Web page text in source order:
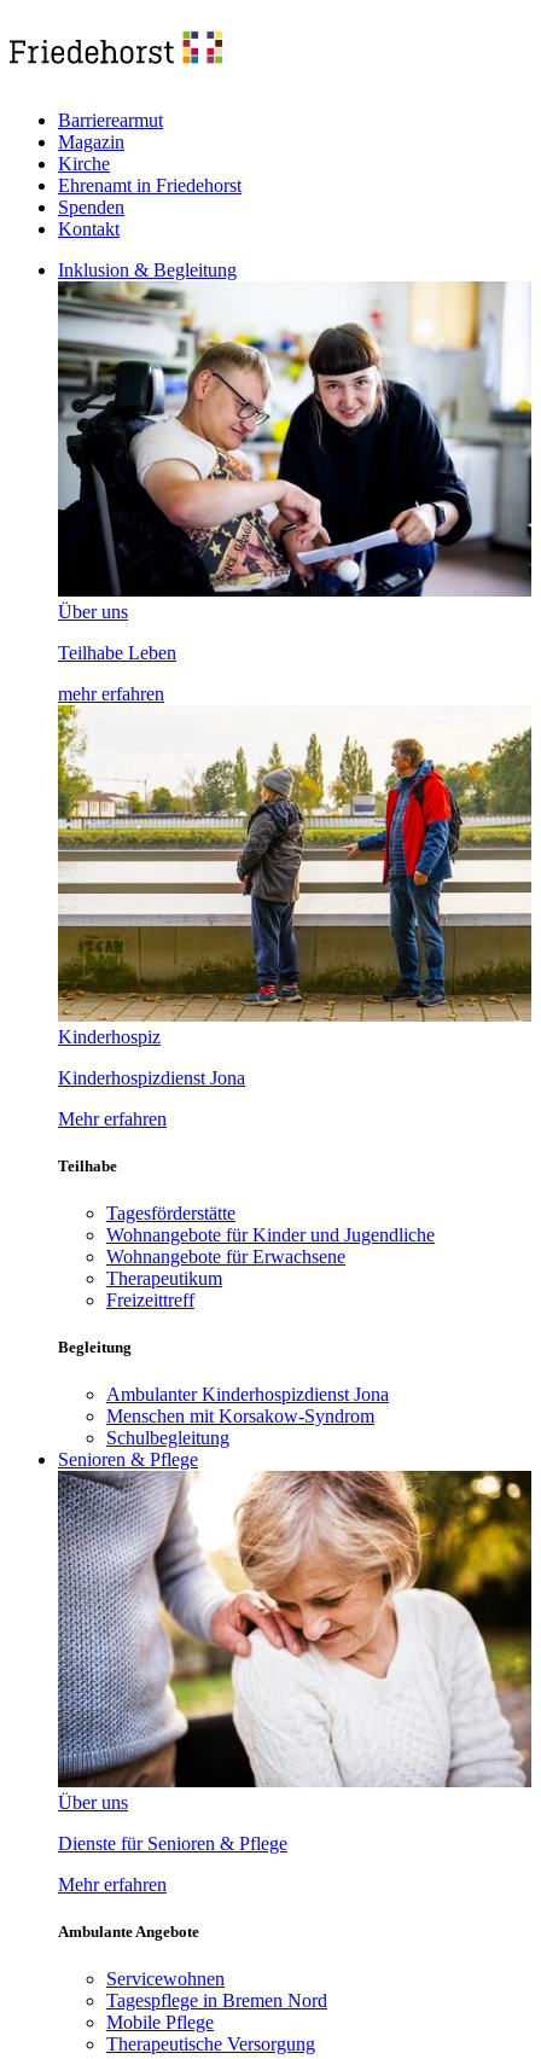
Barrierearmut
Magazin
Kirche
Ehrenamt in Friedehorst
Spenden
Kontakt
Inklusion & Begleitung
Über uns
Teilhabe Leben
mehr erfahren
Kinderhospiz
Kinderhospizdienst Jona
Mehr erfahren
Teilhabe
Tagesförderstätte
Wohnangebote für Kinder und Jugendliche
Wohnangebote für Erwachsene
Therapeutikum
Freizeittreff
Begleitung
Ambulanter Kinderhospizdienst Jona
Menschen mit Korsakow-Syndrom
Schulbegleitung
Senioren & Pflege
Über uns
Dienste für Senioren & Pflege
Mehr erfahren
Ambulante Angebote
Servicewohnen
Tagespflege in Bremen Nord
Mobile Pflege
Therapeutische Versorgung